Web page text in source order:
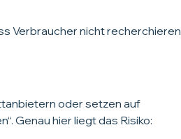
Verbraucher nicht recherchieren
oder setzen auf
Genau hier liegt das Risiko: